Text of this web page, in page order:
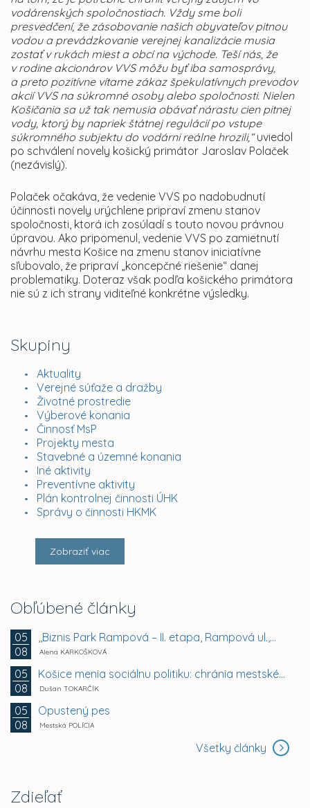
Skupiny
Aktuality
Verejné súťaže a dražby
Životné prostredie
Výberové konania
Činnosť MsP
Projekty mesta
Stavebné a územné konania
Iné aktivity
Preventívne aktivity
Plán kontrolnej činnosti ÚHK
Správy o činnosti HKMK
Zobraziť viac
Obľúbené články
05
08
,,Biznis Park Rampová – II. etapa, Rampová ul.,...
Alena KARKOŠKOVÁ
05
08
Košice menia sociálnu politiku: chránia mestské byty...
Dušan TOKARČÍK
05
08
Opustený pes
Mestská POLÍCIA
Všetky články
Zdieľať
vodárenských spoločnostiach. Vždy sme boli
presvedčení, že zásobovanie našich obyvateľov pitnou
vodou a prevádzkovanie verejnej kanalizácie musia
zostať v rukách miest a obcí na východe. Teší nás, že
v rodine akcionárov VVS môžu byť iba samosprávy,
a preto pozitívne vítame zákaz špekulatívnych prevodov
akcií VVS na súkromné osoby alebo spoločnosti. Nielen
Košičania sa už tak nemusia obávať nárastu cien pitnej
vody, ktorý by napriek štátnej regulácií po vstupe
súkromného subjektu do vodárni reálne hrozili,“uviedol
po schválení novely košický primátor Jaroslav Polaček
(nezávislý).
Polaček očakáva, že vedenie VVS po nadobudnutí
účinnosti novely urýchlene pripraví zmenu stanov
spoločnosti, ktorá ich zosúladí s touto novou právnou
úpravou. Ako pripomenul, vedenie VVS po zamietnutí
návrhu mesta Košice na zmenu stanov iniciatívne
sľubovalo, že pripraví „koncepčné riešenie“ danej
problematiky. Doteraz však podľa košického primátora
nie sú z ich strany viditeľné konkrétne výsledky.